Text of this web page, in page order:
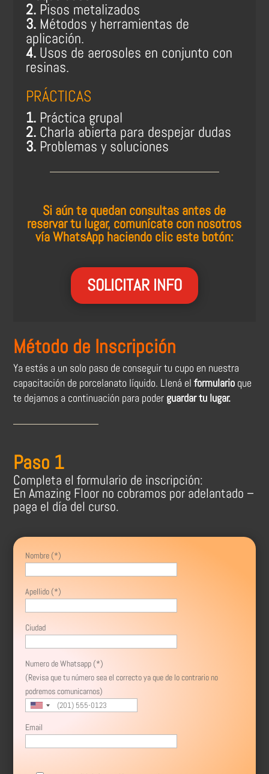
2.Pisos metalizados
3.Métodos y herramientas de
aplicación.
4.Usos de aerosoles en conjunto con
resinas.
PRÁCTICAS
1.Práctica grupal
2.Charla abierta para despejar dudas
3.Problemas y soluciones
Si aún te quedan consultas antes de
reservar tu lugar, comunícate con nosotros
vía WhatsApp haciendo clic este botón:
SOLICITAR INFO
Método de Inscripción
Ya estás a un solo paso de conseguir tu cupo en nuestra
capacitación de porcelanato líquido. Llená elformulario que
te dejamos a continuación para poder guardar tu lugar.
Paso 1
Completa el formulario de inscripción:
En Amazing Floor no cobramos por adelantado –
paga el día del curso.
Nombre (*)
Apellido (*)
Ciudad
Numero de Whatsapp (*)
(Revisa que tu número sea el correcto ya que de lo contrario no
podremos comunicarnos)
Email